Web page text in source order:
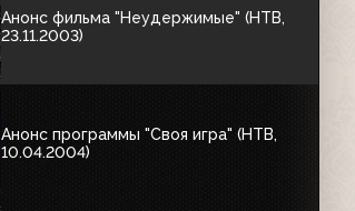
Анонс фильма "Неудержимые" (НТВ,
23.11.2003)
Анонс программы "Своя игра" (НТВ,
10.04.2004)